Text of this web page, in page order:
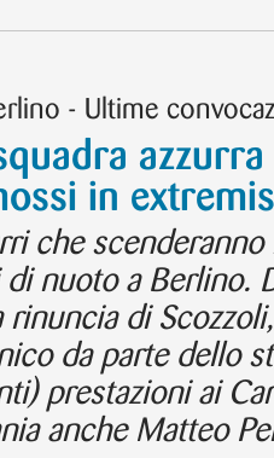
- Ultime
in
che
di nuoto a Berlino.
di
da parte dello
prestazioni ai
anche Matteo